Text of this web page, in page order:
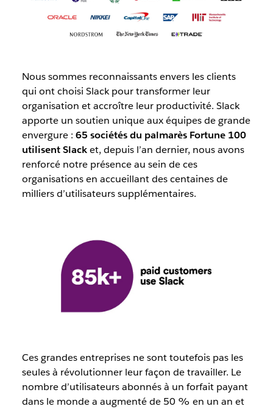
Nous sommes reconnaissants envers les clients
qui ont choisi Slack pour transformer leur
organisation et accroître leur productivité. Slack
apporte un soutien unique aux équipes de grande
envergure : 65 sociétés du palmarès Fortune 100
utilisent Slacket, depuis l’an dernier, nous avons
renforcé notre présence au sein de ces
organisations en accueillant des centaines de
milliers d’utilisateurs supplémentaires.
Ces grandes entreprises ne sont toutefois pas les
seules à révolutionner leur façon de travailler. Le
nombre d’utilisateurs abonnés à un forfait payant
dans le monde a augmenté de 50 % en un an et